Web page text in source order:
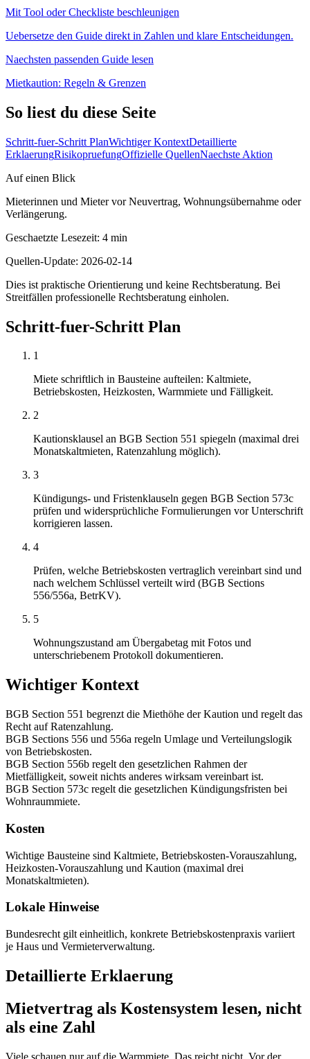
Mit Tool oder Checkliste beschleunigen
Uebersetze den Guide direkt in Zahlen und klare Entscheidungen.
Naechsten passenden Guide lesen
Mietkaution: Regeln & Grenzen
So liest du diese Seite
Schritt-fuer-Schritt PlanWichtiger KontextDetaillierte
ErklaerungRisikopruefungOffizielle QuellenNaechste Aktion
Auf einen Blick
Mieterinnen und Mieter vor Neuvertrag, Wohnungsübernahme oder
Verlängerung.
Geschaetzte Lesezeit: 4 min
Quellen-Update: 2026-02-14
Dies ist praktische Orientierung und keine Rechtsberatung. Bei
Streitfällen professionelle Rechtsberatung einholen.
Schritt-fuer-Schritt Plan
1
Miete schriftlich in Bausteine aufteilen: Kaltmiete,
Betriebskosten, Heizkosten, Warmmiete und Fälligkeit.
2
Kautionsklausel an BGB Section 551 spiegeln (maximal drei
Monatskaltmieten, Ratenzahlung möglich).
3
Kündigungs- und Fristenklauseln gegen BGB Section 573c
prüfen und widersprüchliche Formulierungen vor Unterschrift
korrigieren lassen.
4
Prüfen, welche Betriebskosten vertraglich vereinbart sind und
nach welchem Schlüssel verteilt wird (BGB Sections
556/556a, BetrKV).
5
Wohnungszustand am Übergabetag mit Fotos und
unterschriebenem Protokoll dokumentieren.
Wichtiger Kontext
BGB Section 551 begrenzt die Miethöhe der Kaution und regelt das
Recht auf Ratenzahlung.
BGB Sections 556 und 556a regeln Umlage und Verteilungslogik
von Betriebskosten.
BGB Section 556b regelt den gesetzlichen Rahmen der
Mietfälligkeit, soweit nichts anderes wirksam vereinbart ist.
BGB Section 573c regelt die gesetzlichen Kündigungsfristen bei
Wohnraummiete.
Kosten
Wichtige Bausteine sind Kaltmiete, Betriebskosten-Vorauszahlung,
Heizkosten-Vorauszahlung und Kaution (maximal drei
Monatskaltmieten).
Lokale Hinweise
Bundesrecht gilt einheitlich, konkrete Betriebskostenpraxis variiert
je Haus und Vermieterverwaltung.
Detaillierte Erklaerung
Mietvertrag als Kostensystem lesen, nicht
als eine Zahl
Viele schauen nur auf die Warmmiete. Das reicht nicht. Vor der